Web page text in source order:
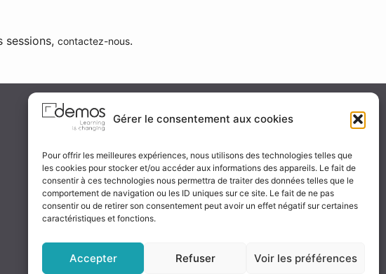
Gérer le consentement aux cookies
Pour offrir les meilleures expériences, nous utilisons des technologies telles que
les cookies pour stocker et/ou accéder aux informations des appareils. Le fait de
consentir à ces technologies nous permettra de traiter des données telles que le
comportement de navigation ou les ID uniques sur ce site. Le fait de ne pas
consentir ou de retirer son consentement peut avoir un effet négatif sur certaines
caractéristiques et fonctions.
Accepter Refuser Voir les préférences
sessions, contactez-nous.
Qualité & certification
Notre certificat
Rejoignez-nous